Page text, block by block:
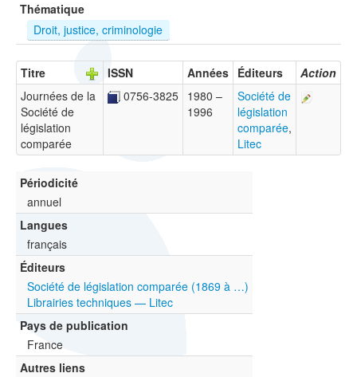
ES
?
Thématique
Droit, justice, criminologie
Titre ISSN Années Éditeurs
Action
Journées de la
Société de
législation
comparée
0756-3825 1980 –
1996
Société de
législation
comparée,
Litec
Périodicité
annuel
Langues
français
Éditeurs
Société de législation comparée (1869 à …)
Librairies techniques — Litec
Pays de publication
France
Autres liens